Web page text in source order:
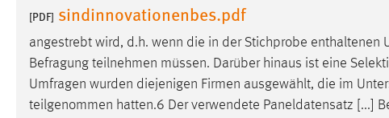
[PDF] sindinnovationenbes.pdf
angestrebt wird, d.h. wenn die in der Stichprobe enthaltenen
Befragung teilnehmen müssen. Darüber hinaus ist eine
Umfragen wurden diejenigen Firmen ausgewählt, die im
teilgenommen hatten.6 Der verwendete Paneldatensatz [...]
Name: site-language-preference
Zweck:
Das Cookie speichert die gewählte
Sprache der Website.
Cookie Laufzeit: